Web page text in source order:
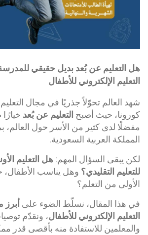
هل التعليم عن بُعد بديل حقيقي
التعليم الإلكتروني للأطفال
شهد العالم تحوّلاً جذريًا في مجال
كورونا، حيث أصبح التعليم عن بُعد
مفضلًا لدى كثير من الأسر حول
المملكة العربية السعودية.
لكن يبقى السؤال المهم: هل التعليم
للتعليم التقليدي؟ وهل يناسب
الأولى من التعلم؟
في هذا المقال، نسلّط الضوء على أبرز
التعليم الإلكتروني للأطفال، ونقدّم
والمعلمين للاستفادة منه بأقصى قدر